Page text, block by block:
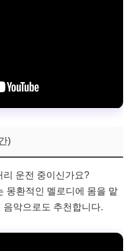
)
리 운전 중이신가요?
몽환적인 멜로디에 몸을 맡
악으로도 추천합니다.